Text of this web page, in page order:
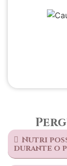
Nutri
durante o